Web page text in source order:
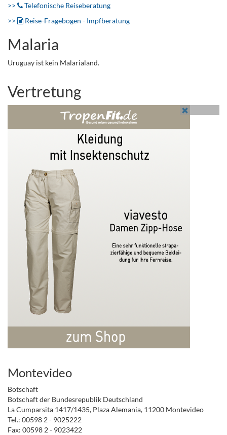
>>
Telefonische Reiseberatung
>>
Reise-Fragebogen - Impfberatung
Malaria
Uruguay ist kein Malarialand.
Vertretung
Montevideo
Botschaft
Botschaft der Bundesrepublik Deutschland
La Cumparsita 1417/1435, Plaza Alemania, 11200 Montevideo
Tel.: 00598 2 - 9025222
Fax: 00598 2 - 9023422